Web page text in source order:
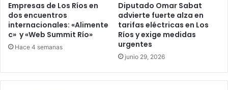
Empresas de Los Ríos en
dos encuentros
internacionales: «Alimente
c» y «Web Summit Río»
Hace 4 semanas
Diputado Omar Sabat
advierte fuerte alza en
tarifas eléctricas en Los
Ríos y exige medidas
urgentes
junio 29, 2026